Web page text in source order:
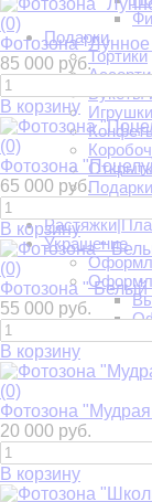
Подарки
Тортики
Букеты
Игрушки
Украшение
(0)
Фотозона
85 000 руб.
В корзину
(0)
Фотозона
65 000 руб.
В корзину
(0)
Фотозона " Белый
55 000 руб.
В корзину
(0)
Фотозона
20 000 руб.
В корзину